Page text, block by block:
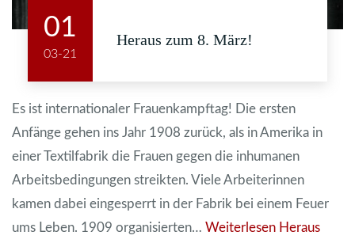
01
03-21
Heraus zum 8. März!
Es ist internationaler Frauenkampftag! Die ersten
Anfänge gehen ins Jahr 1908 zurück, als in Amerika in
einer Textilfabrik die Frauen gegen die inhumanen
Arbeitsbedingungen streikten. Viele Arbeiterinnen
kamen dabei eingesperrt in der Fabrik bei einem Feuer
ums Leben. 1909 organisierten… Weiterlesen Heraus